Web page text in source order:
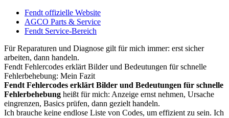
Fendt offizielle Website
AGCO Parts & Service
Fendt Service-Bereich
Für Reparaturen und Diagnose gilt für mich immer: erst sicher
arbeiten, dann handeln.
Fendt Fehlercodes erklärt Bilder und Bedeutungen für schnelle
Fehlerbehebung: Mein Fazit
Fendt Fehlercodes erklärt Bilder und Bedeutungen für schnelle
Fehlerbehebung heißt für mich: Anzeige ernst nehmen, Ursache
eingrenzen, Basics prüfen, dann gezielt handeln.
Ich brauche keine endlose Liste von Codes, um effizient zu sein. Ich